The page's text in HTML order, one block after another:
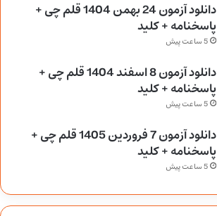
دانلود آزمون 24 بهمن 1404 قلم چی +
پاسخنامه + کلید
5 ساعت پیش
دانلود آزمون 8 اسفند 1404 قلم چی +
پاسخنامه + کلید
5 ساعت پیش
دانلود آزمون 7 فروردین 1405 قلم چی +
پاسخنامه + کلید
5 ساعت پیش